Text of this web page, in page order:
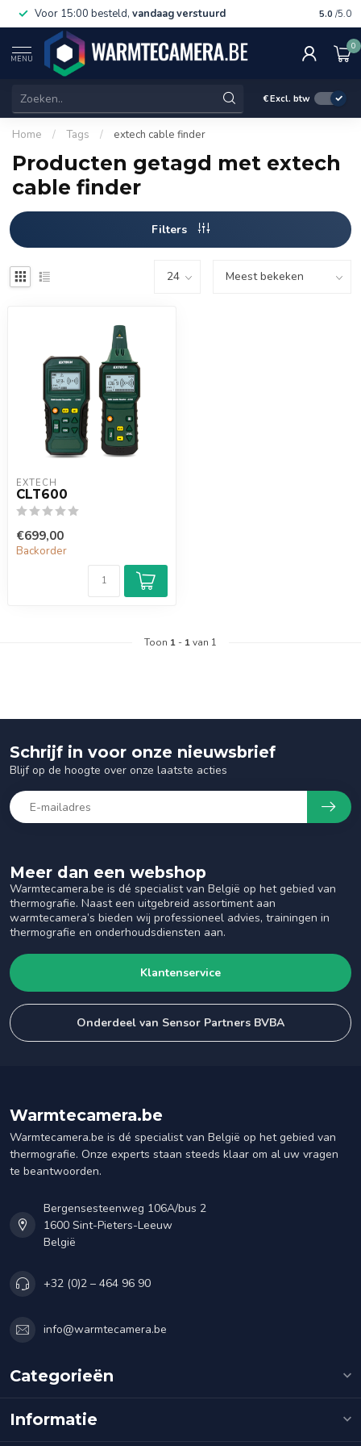
Voor 15:00 besteld, vandaag verstuurd Gratis
5.0 /5.0
MENU
0
€Excl. btw
Home / Tags / extech cable finder
Producten getagd met extech
cable finder
Filters
EXTECH
CLT600
€699,00
Backorder
Toon 1 - 1van 1
Meer dan een webshop
Warmtecamera.be is dé specialist van België op het gebied van
thermografie. Naast een uitgebreid assortiment aan
warmtecamera’s bieden wij professioneel advies, trainingen in
thermografie en onderhoudsdiensten aan.
Klantenservice
Onderdeel van Sensor Partners BVBA
Schrijf in voor onze nieuwsbrief
Blijf op de hoogte over onze laatste acties
Warmtecamera.be
Warmtecamera.be is dé specialist van België op het gebied van
thermografie. Onze experts staan steeds klaar om al uw vragen
te beantwoorden.
Bergensesteenweg 106A/bus 2
1600 Sint-Pieters-Leeuw
België
+32 (0)2 – 464 96 90
info@warmtecamera.be
Categorieën
Informatie